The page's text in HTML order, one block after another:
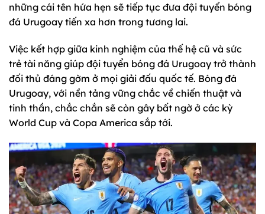
những cái tên hứa hẹn sẽ tiếp tục đưa đội tuyển bóng
đá Urugoay tiến xa hơn trong tương lai.
Việc kết hợp giữa kinh nghiệm của thế hệ cũ và sức
trẻ tài năng giúp đội tuyển bóng đá Urugoay trở thành
đối thủ đáng gờm ở mọi giải đấu quốc tế. Bóng đá
Urugoay, với nền tảng vững chắc về chiến thuật và
tinh thần, chắc chắn sẽ còn gây bất ngờ ở các kỳ
World Cup và Copa America sắp tới.